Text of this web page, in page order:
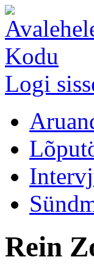
Kodu
Logi
Rein